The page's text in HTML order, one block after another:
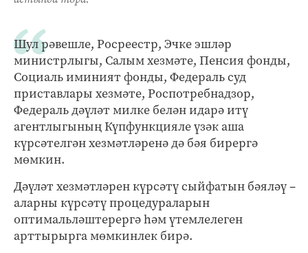
Шул рәвешле, Росреестр, Эчке эшләр
министрлыгы, Салым хезмәте, Пенсия фонды,
Социаль иминият фонды, Федераль суд
приставлары хезмәте, Роспотребнадзор,
Федераль дәүләт милке белән идарә итү
агентлыгының Күпфункцияле үзәк аша
күрсәтелгән хезмәтләренә дә бәя бирергә
мөмкин.
Дәүләт хезмәтләрен күрсәтү сыйфатын бәяләү –
аларны күрсәтү процедураларын
оптимальләштерергә һәм үтемлелеген
арттырырга мөмкинлек бирә.